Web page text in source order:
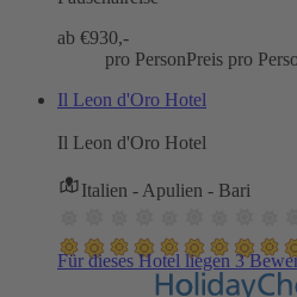
ab €930,-
pro PersonPreis pro
Il Leon d'Oro Hotel
Il Leon d'Oro Hotel
Italien - Apulien - Bari
Für dieses Hotel liegen 3